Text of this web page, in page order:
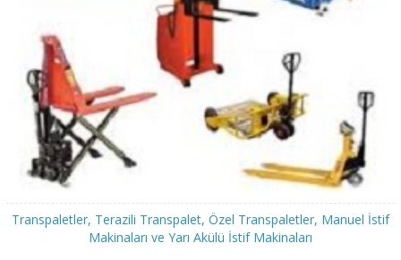
Transpaletler, Terazili Transpalet, Özel Transpaletler, Manuel İstif
Makinaları ve Yarı Akülü İstif Makinaları